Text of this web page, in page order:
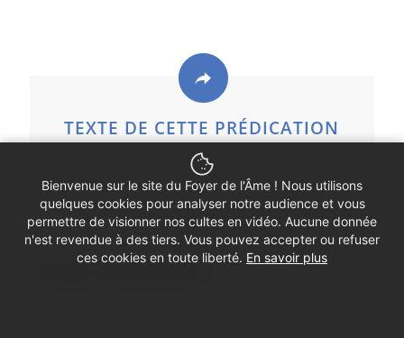
TEXTE DE CETTE PRÉDICATION
Bienvenue sur le site du Foyer de l'Âme ! Nous utilisons
quelques cookies pour analyser notre audience et vous
permettre de visionner nos cultes en vidéo. Aucune donnée
n'est revendue à des tiers. Vous pouvez accepter ou refuser
ces cookies en toute liberté. En savoir plus